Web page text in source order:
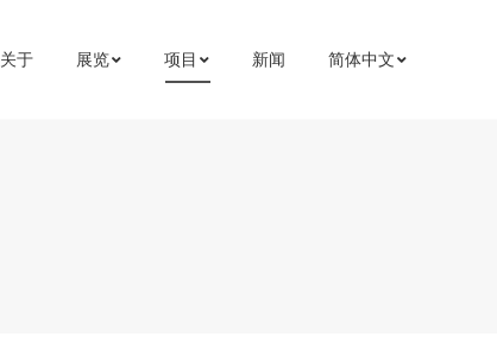
关于 展览 项目 新闻 简体中文
关于 展览 项目 新闻 简体中文